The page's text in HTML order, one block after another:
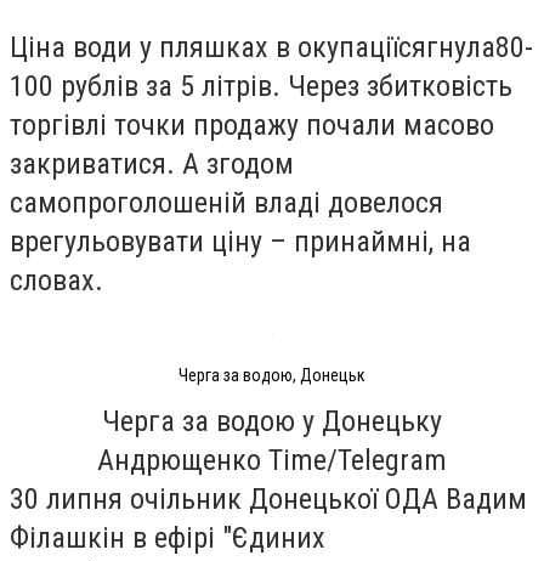
Ціна води у пляшках в окупаціїсягнула80-
100 рублів за 5 літрів. Через збитковість
торгівлі точки продажу почали масово
закриватися. А згодом
самопроголошеній владі довелося
врегульовувати ціну – принаймні, на
словах.
Черга за водою, Донецьк
Черга за водою у Донецьку
Андрющенко Time/Telegram
30 липня очільник Донецької ОДА Вадим
Філашкін в ефірі "Єдиних